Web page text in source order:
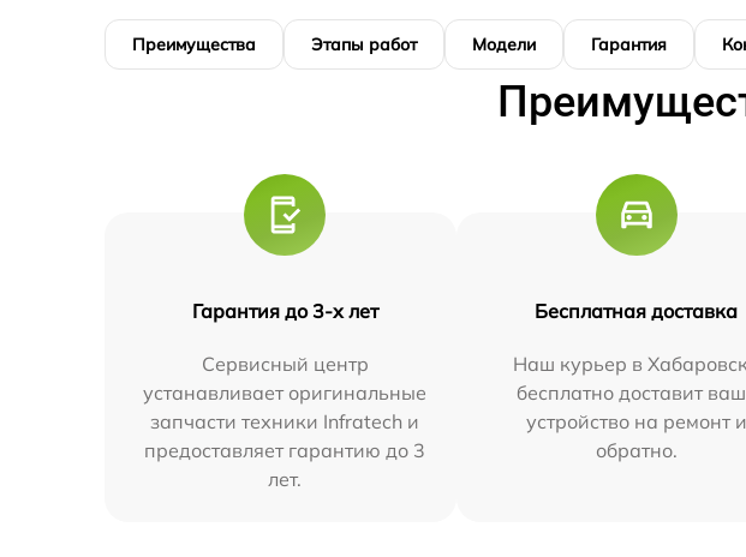
Преимущества Этапы работ Модели Гарантия
Гарантия до 3-х лет
Сервисный центр
устанавливает оригинальные
запчасти техники Infratech и
предоставляет гарантию до 3
лет.
Бесплатная доставка
Наш курьер в
бесплатно доставит
устройство на ремонт и
обратно.